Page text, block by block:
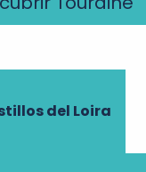
del Loira